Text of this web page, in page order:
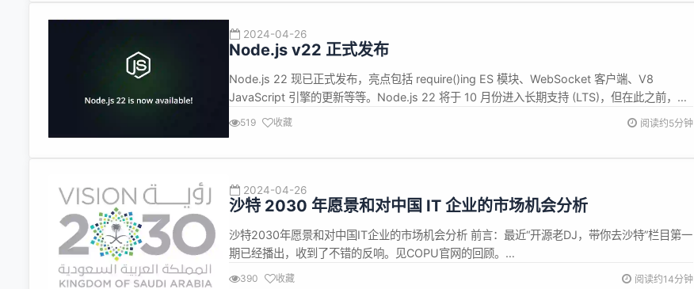
2024-04-26
Node.js v22 正式发布
Node.js 22 现已正式发布，亮点包括 require()ing ES 模块、WebSocket 客户端、V8
JavaScript 引擎的更新等等。Node.js 22 将于 10 月份进入长期支持 (LTS)，但在此之前，它
将在接下来的六个月内作为“Current”版本。 一些更新亮点包括： V8 更新至 12.4 V8 版本
519 收藏 阅读约5分钟
2024-04-26
沙特 2030 年愿景和对中国 IT 企业的市场机会分析
沙特2030年愿景和对中国IT企业的市场机会分析 前言：最近“开源老DJ，带你去沙特”栏目第一
期已经播出，收到了不错的反响。见COPU官网的回顾。
（https://mp.weixin.qq.com/s/3B0jNVhybxTF1xPiy2VOJA）有观众希望得到更多详细的信
390 收藏 阅读约14分钟